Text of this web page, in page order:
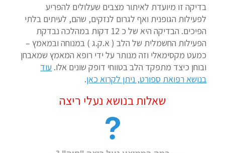
בדיקה זו מיועדת לאיתור מצבים שעלולים להפריע
לפעילות הגופנית ואף לגרום לנזקים, שהם, לעיתים בלתי
הפיכים. הבדיקה היא של כ 12 דקות במהלכה נבדקת
הפעילות החשמלית של הלב ( א.ק.ג ) במנוחה ובמאמץ –
כמעט מקסימאלי וזה מנותר על ידי רופא המאמץ שמאבחן
ובוחן כיצד מתפקד הלב בטווחי דופק שונים אלו. עוד
בנושא רפואת ספורט, ניתן לקרוא כאן.
שאלות בנושא נעלי ריצה